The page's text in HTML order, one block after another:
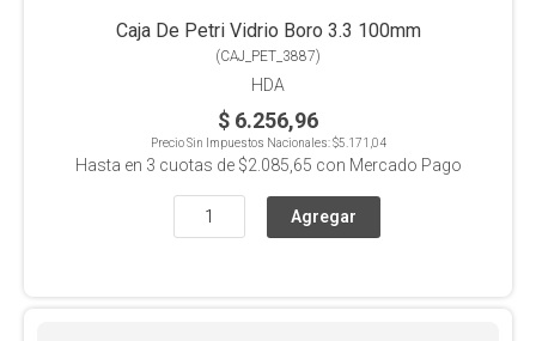
Caja De Petri Vidrio Boro 3.3 100mm
(CAJ_PET_3887)
HDA
$ 6.256,96
Precio Sin Impuestos Nacionales:$5.171,04
Hasta en 3 cuotas de $2.085,65 con Mercado Pago